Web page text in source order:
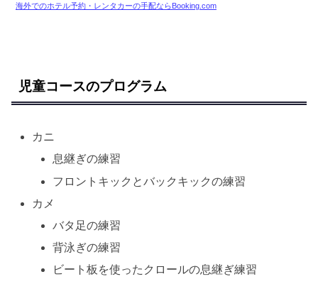
海外でのホテル予約・レンタカーの手配ならBooking.com
児童コースのプログラム
カニ
息継ぎの練習
フロントキックとバックキックの練習
カメ
バタ足の練習
背泳ぎの練習
ビート板を使ったクロールの息継ぎ練習